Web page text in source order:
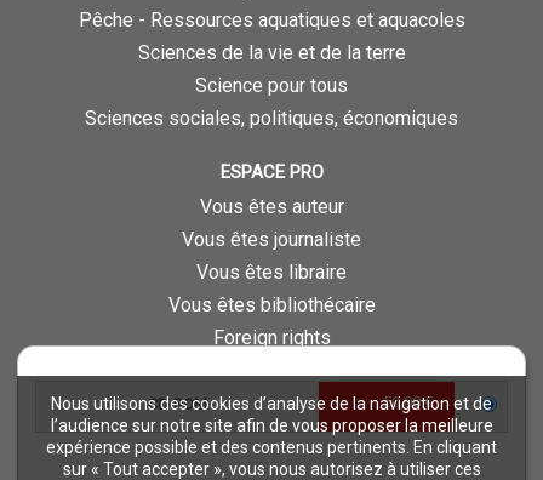
Nous utilisons des cookies d’analyse de la navigation et de
l’audience sur notre site afin de vous proposer la meilleure
expérience possible et des contenus pertinents. En cliquant
sur « Tout accepter », vous nous autorisez à utiliser ces
CD-ROM 50,00 €
Pêche - Ressources aquatiques et aquacoles
Sciences de la vie et de la terre
Science pour tous
Sciences sociales, politiques, économiques
ESPACE PRO
Vous êtes auteur
Vous êtes journaliste
Vous êtes libraire
Vous êtes bibliothécaire
Foreign rights
NOTRE SITE
Quae © 2018